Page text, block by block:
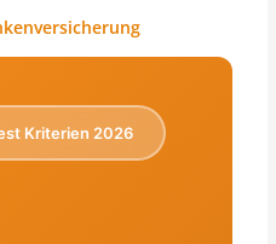
Kriterien 2026